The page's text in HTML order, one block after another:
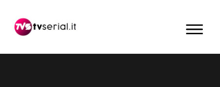
navigazione
contenuto
barra
primaria
MENU